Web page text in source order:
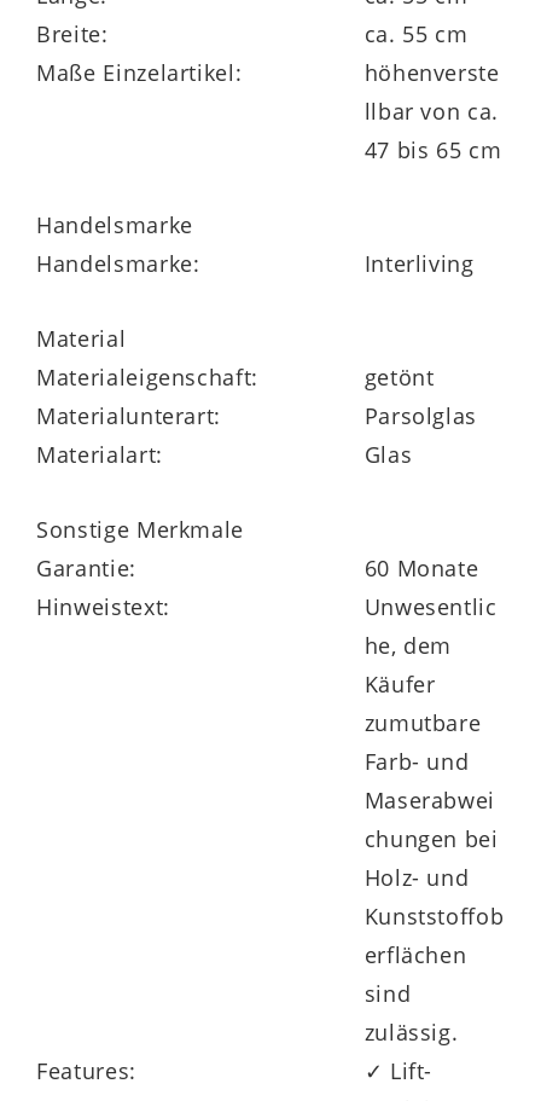
verstellen lässt.
des Tisches belaufen sich auf
steht er auch mit einer perlsilberfarbenen
Bodenplatte und einer Klarglas-Tischplatte
Die Interliving Couchtisch Serie 6211 ist
Made in Germany
und gewährt 5 Jahre
Herstellergarantie.
Breite:
ca. 55 cm
Maße Einzelartikel:
höhenverste
llbar von ca.
47 bis 65 cm
Handelsmarke
Handelsmarke:
Interliving
Material
Materialeigenschaft:
getönt
Materialunterart:
Parsolglas
Materialart:
Glas
Sonstige Merkmale
Garantie:
60 Monate
Hinweistext:
Unwesentlic
he, dem
Käufer
zumutbare
Farb- und
Maserabwei
chungen bei
Holz- und
Kunststoffob
erflächen
sind
zulässig.
Features:
✓ Lift-